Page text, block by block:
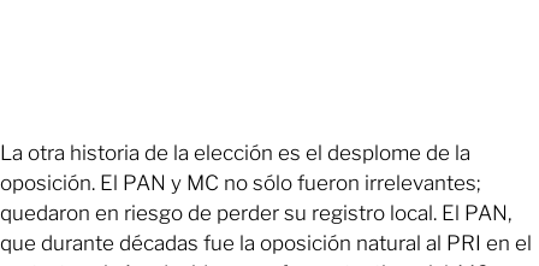
La otra historia de la elección es el desplome de la
oposición. El PAN y MC no sólo fueron irrelevantes;
quedaron en riesgo de perder su registro local. El PAN,
que durante décadas fue la oposición natural al PRI en el